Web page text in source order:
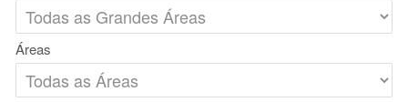
Áreas